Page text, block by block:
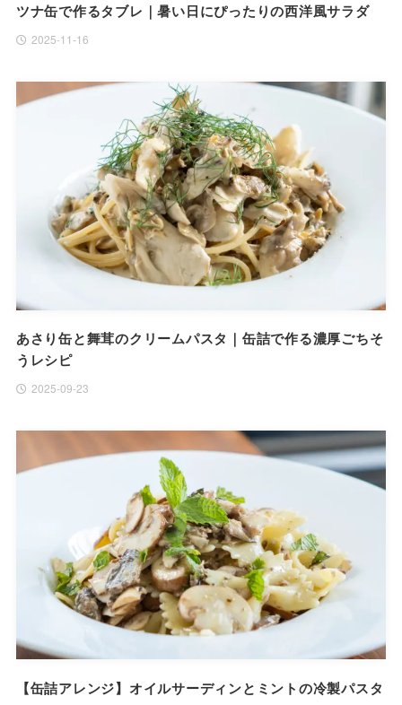
ツナ缶で作るタブレ｜暑い日にぴったりの西洋風サラダ
2025-11-16
あさり缶と舞茸のクリームパスタ｜缶詰で作る濃厚ごちそ
うレシピ
2025-09-23
【缶詰アレンジ】オイルサーディンとミントの冷製パスタ